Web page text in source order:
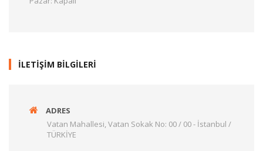
İLETİŞİM BİLGİLERİ
ADRES
Vatan Mahallesi, Vatan Sokak No: 00 / 00 - İstanbul /
TÜRKİYE